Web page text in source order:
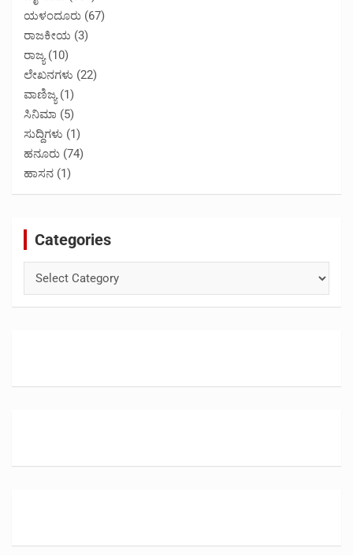
ಯಳಂದೂರು (67)
ರಾಜಕೀಯ (3)
ರಾಜ್ಯ(10)
ಲೇಖನಗಳು (22)
ವಾಣಿಜ್ಯ(1)
ಸಿನಿಮಾ (5)
ಸುದ್ದಿಗಳು (1)
ಹನೂರು (74)
ಹಾಸನ (1)
Categories